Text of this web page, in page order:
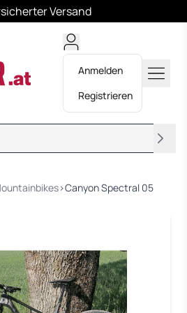
Versand
Anmelden
Registrieren
›Canyon Spectral 05